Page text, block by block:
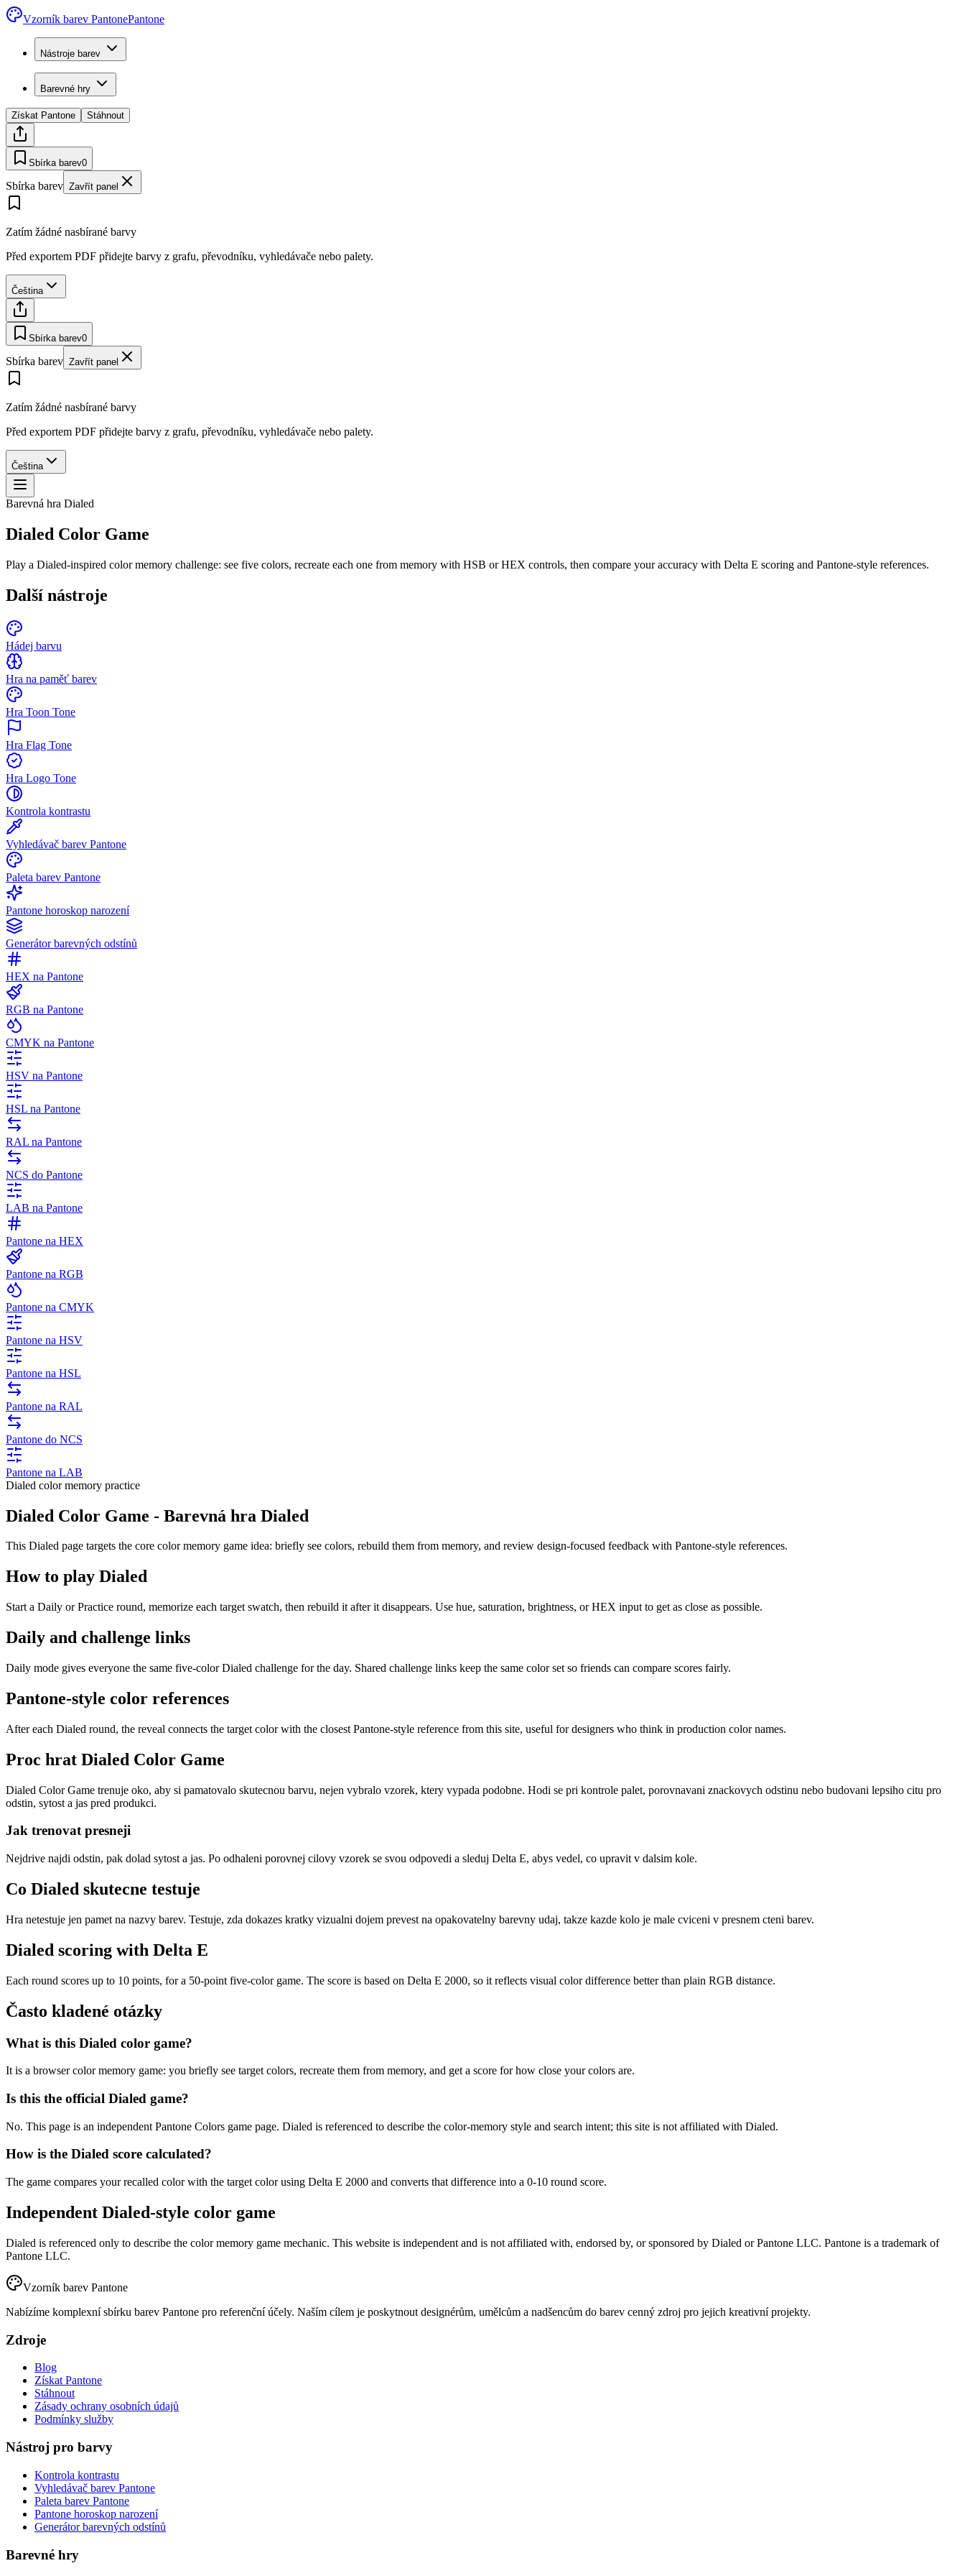
Vzorník barev PantonePantone
Nástroje barev
Barevné hry
Získat Pantone Stáhnout
Sbírka barev0
Sbírka barev Zavřít panel
Zatím žádné nasbírané barvy
Před exportem PDF přidejte barvy z grafu, převodníku, vyhledávače nebo palety.
Čeština
Sbírka barev0
Sbírka barev Zavřít panel
Zatím žádné nasbírané barvy
Před exportem PDF přidejte barvy z grafu, převodníku, vyhledávače nebo palety.
Čeština
Barevná hra Dialed
Dialed Color Game
Play a Dialed-inspired color memory challenge: see five colors, recreate each one from memory with HSB or HEX controls, then compare your accuracy with Delta E scoring and Pantone-style references.
Další nástroje
Hádej barvu
Hra na paměť barev
Hra Toon Tone
Hra Flag Tone
Hra Logo Tone
Kontrola kontrastu
Vyhledávač barev Pantone
Paleta barev Pantone
Pantone horoskop narození
Generátor barevných odstínů
HEX na Pantone
RGB na Pantone
CMYK na Pantone
HSV na Pantone
HSL na Pantone
RAL na Pantone
NCS do Pantone
LAB na Pantone
Pantone na HEX
Pantone na RGB
Pantone na CMYK
Pantone na HSV
Pantone na HSL
Pantone na RAL
Pantone do NCS
Pantone na LAB
Dialed color memory practice
Dialed Color Game - Barevná hra Dialed
This Dialed page targets the core color memory game idea: briefly see colors, rebuild them from memory, and review design-focused feedback with Pantone-style references.
How to play Dialed
Start a Daily or Practice round, memorize each target swatch, then rebuild it after it disappears. Use hue, saturation, brightness, or HEX input to get as close as possible.
Daily and challenge links
Daily mode gives everyone the same five-color Dialed challenge for the day. Shared challenge links keep the same color set so friends can compare scores fairly.
Pantone-style color references
After each Dialed round, the reveal connects the target color with the closest Pantone-style reference from this site, useful for designers who think in production color names.
Proc hrat Dialed Color Game
Dialed Color Game trenuje oko, aby si pamatovalo skutecnou barvu, nejen vybralo vzorek, ktery vypada podobne. Hodi se pri kontrole palet, porovnavani znackovych odstinu nebo budovani lepsiho citu pro
odstin, sytost a jas pred produkci.
Jak trenovat presneji
Nejdrive najdi odstin, pak dolad sytost a jas. Po odhaleni porovnej cilovy vzorek se svou odpovedi a sleduj Delta E, abys vedel, co upravit v dalsim kole.
Co Dialed skutecne testuje
Hra netestuje jen pamet na nazvy barev. Testuje, zda dokazes kratky vizualni dojem prevest na opakovatelny barevny udaj, takze kazde kolo je male cviceni v presnem cteni barev.
Dialed scoring with Delta E
Each round scores up to 10 points, for a 50-point five-color game. The score is based on Delta E 2000, so it reflects visual color difference better than plain RGB distance.
Často kladené otázky
What is this Dialed color game?
It is a browser color memory game: you briefly see target colors, recreate them from memory, and get a score for how close your colors are.
Is this the official Dialed game?
No. This page is an independent Pantone Colors game page. Dialed is referenced to describe the color-memory style and search intent; this site is not affiliated with Dialed.
How is the Dialed score calculated?
The game compares your recalled color with the target color using Delta E 2000 and converts that difference into a 0-10 round score.
Independent Dialed-style color game
Dialed is referenced only to describe the color memory game mechanic. This website is independent and is not affiliated with, endorsed by, or sponsored by Dialed or Pantone LLC. Pantone is a trademark of
Pantone LLC.
Vzorník barev Pantone
Nabízíme komplexní sbírku barev Pantone pro referenční účely. Naším cílem je poskytnout designérům, umělcům a nadšencům do barev cenný zdroj pro jejich kreativní projekty.
Zdroje
Blog
Získat Pantone
Stáhnout
Zásady ochrany osobních údajů
Podmínky služby
Nástroj pro barvy
Kontrola kontrastu
Vyhledávač barev Pantone
Paleta barev Pantone
Pantone horoskop narození
Generátor barevných odstínů
Barevné hry